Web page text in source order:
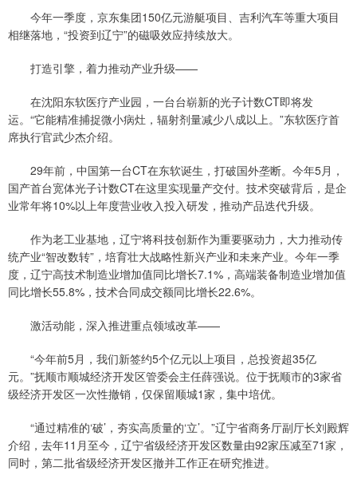
今年一季度，京东集团150亿元游艇项目、吉利汽车等重大项目
相继落地，“投资到辽宁”的磁吸效应持续放大。
打造引擎，着力推动产业升级——
在沈阳东软医疗产业园，一台台崭新的光子计数CT即将发
运。“它能精准捕捉微小病灶，辐射剂量减少八成以上。”东软医疗首
席执行官武少杰介绍。
29年前，中国第一台CT在东软诞生，打破国外垄断。今年5月，
国产首台宽体光子计数CT在这里实现量产交付。技术突破背后，是企
业常年将10%以上年度营业收入投入研发，推动产品迭代升级。
作为老工业基地，辽宁将科技创新作为重要驱动力，大力推动传
统产业“智改数转”，培育壮大战略性新兴产业和未来产业。今年一季
度，辽宁高技术制造业增加值同比增长7.1%，高端装备制造业增加值
同比增长55.8%，技术合同成交额同比增长22.6%。
激活动能，深入推进重点领域改革——
“今年前5月，我们新签约5个亿元以上项目，总投资超35亿
元。”抚顺市顺城经济开发区管委会主任薛强说。位于抚顺市的3家省
级经济开发区一次性撤销，仅保留顺城1家，集中培优。
“通过精准的‘破’，夯实高质量的‘立’。”辽宁省商务厅副厅长刘殿辉
介绍，去年11月至今，辽宁省级经济开发区数量由92家压减至71家，
同时，第二批省级经济开发区撤并工作正在研究推进。